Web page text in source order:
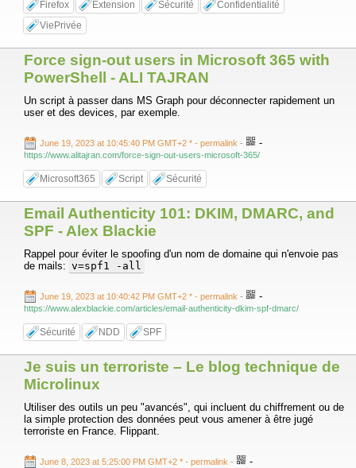
Firefox Extension Sécurité
Confidentialité
ViePrivée
Force sign-out users in Microsoft 365 with
PowerShell - ALI TAJRAN
Un script à passer dans MS Graph pour déconnecter rapidement un
user et des devices, par exemple.
June 19, 2023 at 10:45:40 PM GMT+2 * - permalink - -
https://www.alitajran.com/force-sign-out-users-microsoft-365/
Microsoft365 Script Sécurité
Email Authenticity 101: DKIM, DMARC, and
SPF - Alex Blackie
Rappel pour éviter le spoofing d'un nom de domaine qui n'envoie pas
de mails: v=spf1 -all
June 19, 2023 at 10:40:42 PM GMT+2 * - permalink - -
https://www.alexblackie.com/articles/email-authenticity-dkim-spf-dmarc/
Sécurité NDD SPF
Je suis un terroriste – Le blog technique de
Microlinux
Utiliser des outils un peu "avancés", qui incluent du chiffrement ou de
la simple protection des données peut vous amener à être jugé
terroriste en France. Flippant.
June 8, 2023 at 5:25:00 PM GMT+2 * - permalink - -